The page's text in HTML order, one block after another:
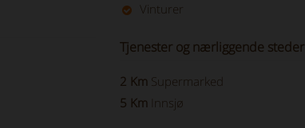
Vinturer
Tjenester og nærliggende steder
2 Km Supermarked
5 Km Innsjø